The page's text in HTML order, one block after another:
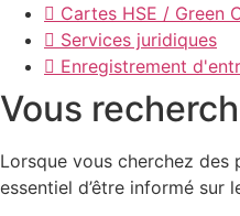
Cartes HSE / Green
Services juridiques
Enregistrement
Vous
Lorsque vous cherchez
essentiel d’être informé sur